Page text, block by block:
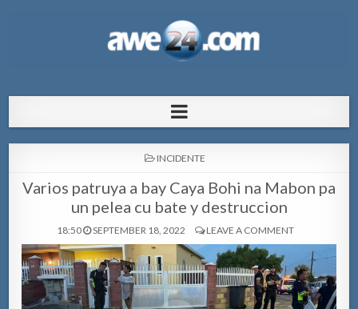
pa Aruba
POSTED
INCIDENTE
Varios patruya a bay Caya Bohi na Mabon pa
un pelea cu bate y destruccion
18:50 SEPTEMBER 18, 2022 LEAVE A COMMENT